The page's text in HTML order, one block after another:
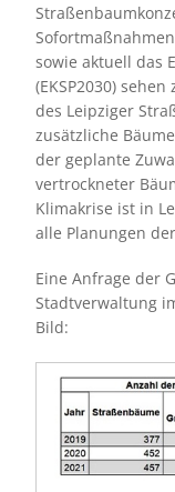
sowie aktuell das
(EKSP2030)
des Leipziger
zusätzliche
der geplante
vertrockneter
Klimakrise ist in
alle Planungen
Eine Anfrage der
Stadtverwaltung
Bild:
Bild